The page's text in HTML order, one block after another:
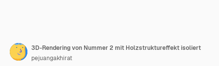
3D-Rendering von Nummer 2 mit Holzstruktureffekt isoliert
pejuangakhirat